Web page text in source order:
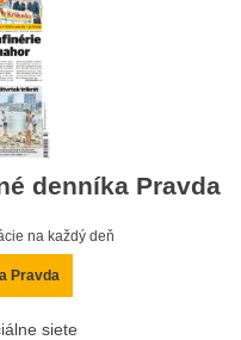
denníka Pravda
na každý deň
Pravda
siete